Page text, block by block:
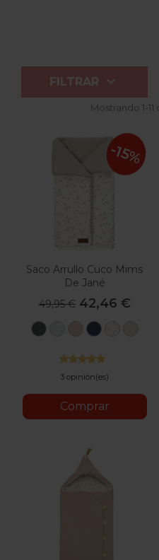
FILTRAR 
Mostrando 1-
Saco Arrullo Cuco Mims
De Jané
49,95 € 42,46 €
U78
U09U53
Blue
3 opinión(es)
Comprar
-15%